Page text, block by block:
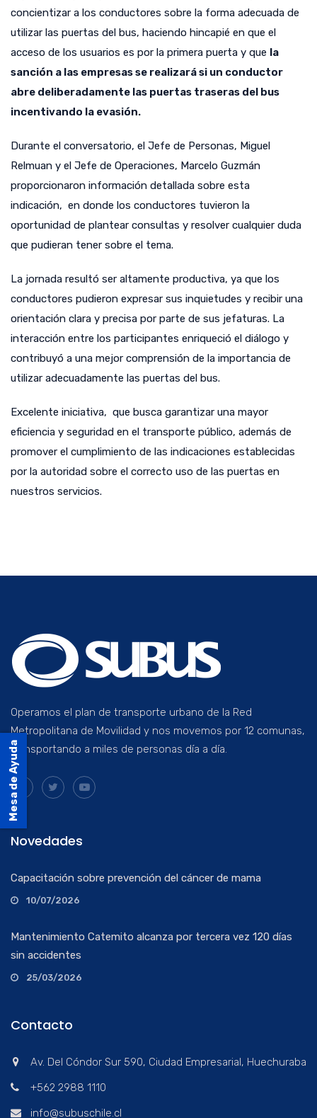
concientizar a los conductores sobre la forma adecuada de
utilizar las puertas del bus, haciendo hincapié en que el
acceso de los usuarios es por la primera puerta y que la
sanción a las empresas se realizará si un conductor
abre deliberadamente las puertas traseras del bus
incentivando la evasión.
Durante el conversatorio, el Jefe de Personas, Miguel
Relmuan y el Jefe de Operaciones, Marcelo Guzmán
proporcionaron información detallada sobre esta
indicación, en donde los conductores tuvieron la
oportunidad de plantear consultas y resolver cualquier duda
que pudieran tener sobre el tema.
La jornada resultó ser altamente productiva, ya que los
conductores pudieron expresar sus inquietudes y recibir una
orientación clara y precisa por parte de sus jefaturas. La
interacción entre los participantes enriqueció el diálogo y
contribuyó a una mejor comprensión de la importancia de
utilizar adecuadamente las puertas del bus.
Excelente iniciativa, que busca garantizar una mayor
eficiencia y seguridad en el transporte público, además de
promover el cumplimiento de las indicaciones establecidas
por la autoridad sobre el correcto uso de las puertas en
nuestros servicios.
Operamos el plan de transporte urbano de la Red
Metropolitana de Movilidad y nos movemos por 12 comunas,
transportando a miles de personas día a día.
Novedades
Capacitación sobre prevención del cáncer de mama
10/07/2026
Mantenimiento Catemito alcanza por tercera vez 120 días
sin accidentes
25/03/2026
Contacto
Av. Del Cóndor Sur 590, Ciudad Empresarial, Huechuraba
+562 2988 1110
info@subuschile.cl
Mesa de Ayuda